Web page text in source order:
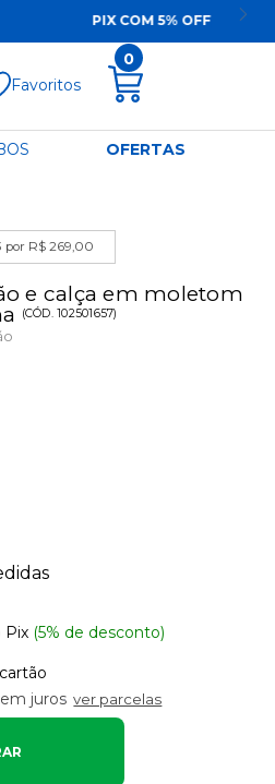
Favoritos
0
OFERTAS
por R$ 269,00
e calça em moletom
(CÓD.102501657)
Pix (5% de desconto)
juros ver parcelas